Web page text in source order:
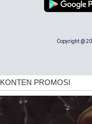
Copyright @